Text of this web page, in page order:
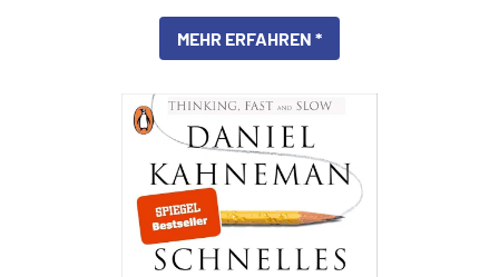
MEHR ERFAHREN *